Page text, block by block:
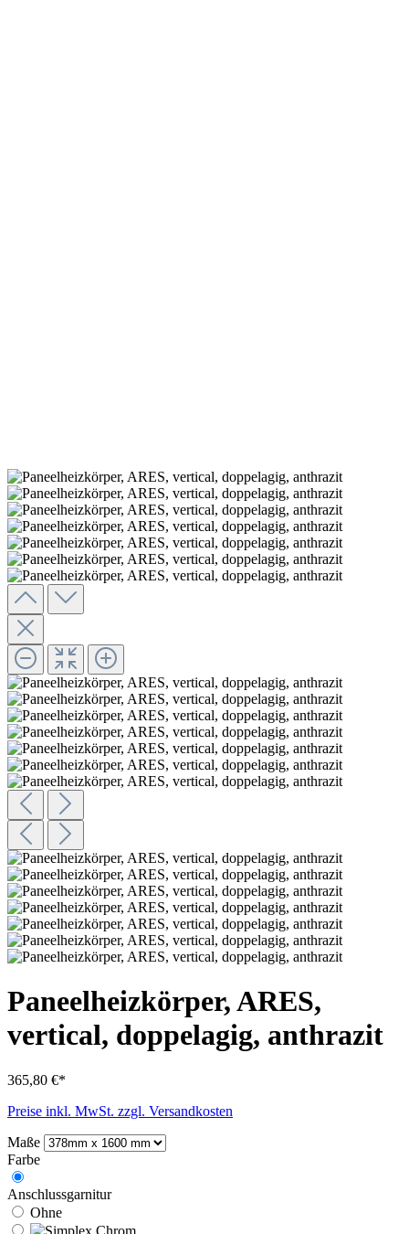
Paneelheizkörper, ARES,
vertical, doppelagig, anthrazit
365,80 €*
Preise inkl. MwSt. zzgl. Versandkosten
Maße
Farbe
Anschlussgarnitur
Ohne